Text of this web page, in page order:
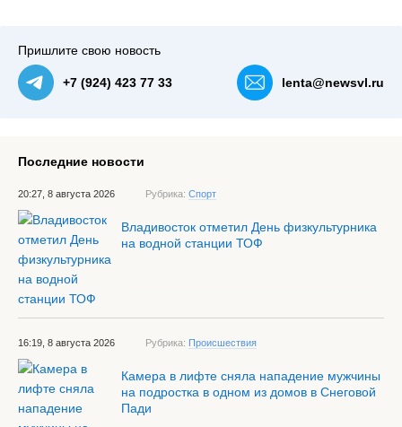
Пришлите свою новость
+7 (924) 423 77 33 lenta@newsvl.ru
Последние новости
20:27, 8 августа 2026 Рубрика: Спорт
Владивосток отметил День физкультурника
на водной станции ТОФ
16:19, 8 августа 2026 Рубрика: Происшествия
Камера в лифте сняла нападение мужчины
на подростка в одном из домов в Снеговой
Пади